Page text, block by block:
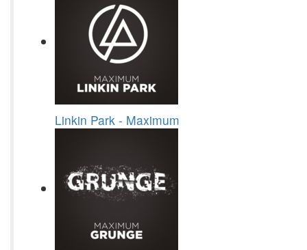
Linkin Park - Maximum